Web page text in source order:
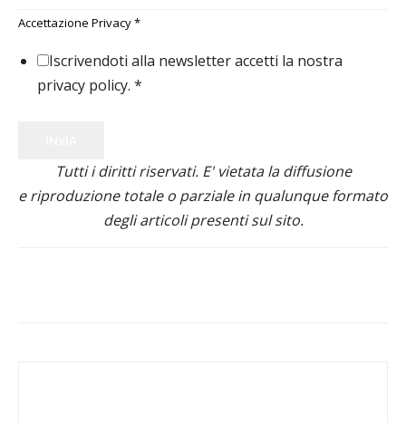
Accettazione Privacy*
Iscrivendoti alla newsletter accetti la nostra
privacy policy. *
Tutti i diritti riservati. E' vietata la diffusione
e riproduzione totale o parziale in qualunque formato
degli articoli presenti sul sito.